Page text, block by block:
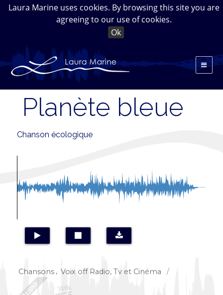
Laura Marine uses cookies. By browsing this site you are
agreeing to our use of cookies.
Ok
Planète bleue
Chanson écologique
Catégories
Chansons , Voix off Radio, Tv et Cinéma